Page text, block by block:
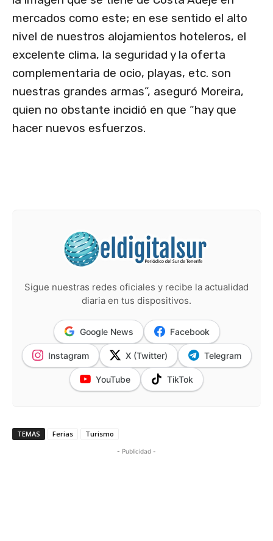
mercados como este; en ese sentido el alto
nivel de nuestros alojamientos hoteleros, el
excelente clima, la seguridad y la oferta
complementaria de ocio, playas, etc. son
nuestras grandes armas”, aseguró Moreira,
quien no obstante incidió en que “hay que
hacer nuevos esfuerzos.
Sigue nuestras redes oficiales y recibe la actualidad
diaria en tus dispositivos.
Google News Facebook
Instagram X (Twitter) Telegram
YouTube TikTok
TEMAS Ferias Turismo
- Publicidad -